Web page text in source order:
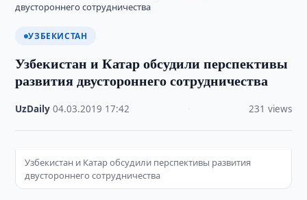
двустороннего сотрудничества
УЗБЕКИСТАН
Узбекистан и Катар обсудили перспективы
развития двустороннего сотрудничества
UzDaily ·04.03.2019 17:42 231 views
Узбекистан и Катар обсудили перспективы развития
двустороннего сотрудничества